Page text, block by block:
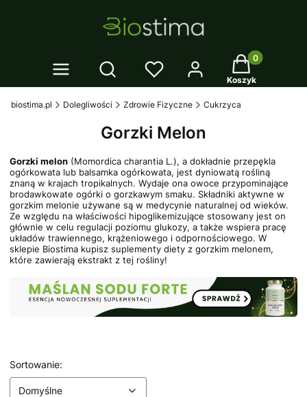
Otwórz wyszukiwarkę Twój koszyk:
Koszyk
biostima.pl Dolegliwości Zdrowie Fizyczne Cukrzyca
Gorzki Melon
Gorzki melon(Momordica charantia L.), a dokładnie przepękla
ogórkowata lub balsamka ogórkowata, jest dyniowatą rośliną
znaną w krajach tropikalnych. Wydaje ona owoce przypominające
brodawkowate ogórki o gorzkawym smaku. Składniki aktywne w
gorzkim melonie używane są w medycynie naturalnej od wieków.
Ze względu na właściwości hipoglikemizujące stosowany jest on
głównie w celu regulacji poziomu glukozy, a także wspiera pracę
układów trawiennego, krążeniowego i odpornościowego. W
sklepie Biostima kupisz suplementy diety z gorzkim melonem,
które zawierają ekstrakt z tej rośliny!
Lista produktów
Sortowanie:Domyślne
Domyślne